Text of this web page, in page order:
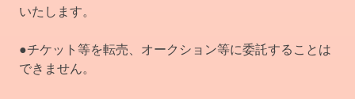
いたします。
●チケット等を転売、オークション等に委託することは
できません。